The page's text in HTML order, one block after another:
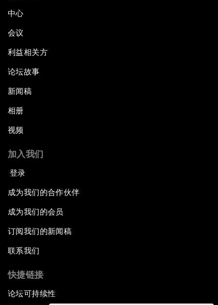
中心
会议
利益相关方
论坛故事
新闻稿
相册
视频
加入我们
登录
成为我们的合作伙伴
成为我们的会员
订阅我们的新闻稿
联系我们
快捷链接
论坛可持续性